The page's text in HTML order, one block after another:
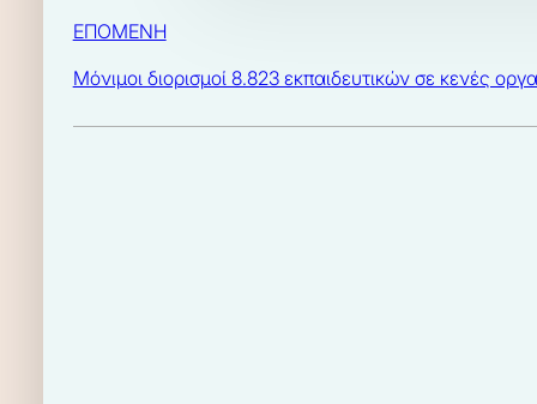
ΕΠΟΜΕΝΗ
Μόνιμοι διορισμοί 8.823 εκπαιδευτικών σε κενές